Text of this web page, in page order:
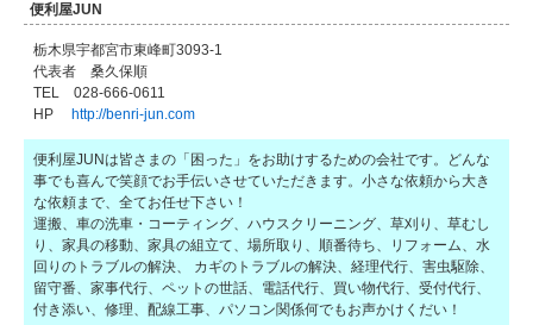
便利屋JUN
栃木県宇都宮市東峰町3093-1
代表者 桑久保順
TEL 028-666-0611
HP http://benri-jun.com
便利屋JUNは皆さまの「困った」をお助けするための会社です。どんな
事でも喜んで笑顔でお手伝いさせていただきます。小さな依頼から大き
な依頼まで、全てお任せ下さい！
運搬、車の洗車・コーティング、ハウスクリーニング、草刈り、草むし
り、家具の移動、家具の組立て、場所取り、順番待ち、リフォーム、水
回りのトラブルの解決、 カギのトラブルの解決、経理代行、害虫駆除、
留守番、家事代行、ペットの世話、電話代行、買い物代行、受付代行、
付き添い、修理、配線工事、パソコン関係何でもお声かけくだい！